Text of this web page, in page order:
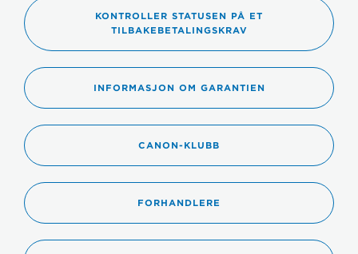
KONTROLLER STATUSEN PÅ ET
TILBAKEBETALINGSKRAV
INFORMASJON OM GARANTIEN
CANON-KLUBB
FORHANDLERE